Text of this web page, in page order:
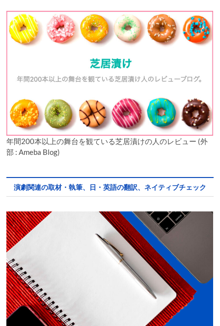
年間200本以上の舞台を観ている芝居漬けの人のレビュー (外
部 : Ameba Blog)
演劇関連の取材・執筆、日・英語の翻訳、ネイティブチェック